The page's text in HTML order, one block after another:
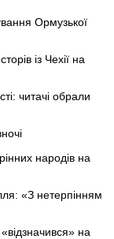
Ормузької
із Чехії на
читачі обрали
народів на
«З нетерпінням
на